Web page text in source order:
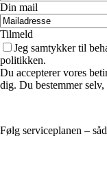
Din mail
Tilmeld
Jeg samtykker til
politikken.
Du accepterer vores
dig. Du bestemmer
Følg serviceplanen –